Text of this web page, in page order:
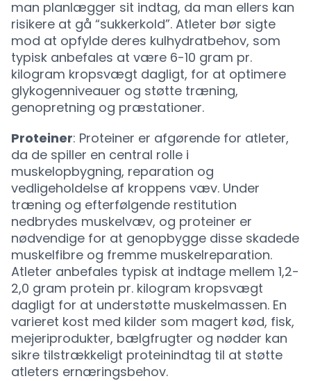
man planlægger sit indtag, da man ellers kan
risikere at gå “sukkerkold”. Atleter bør sigte
mod at opfylde deres kulhydratbehov, som
typisk anbefales at være 6-10 gram pr.
kilogram kropsvægt dagligt, for at optimere
glykogenniveauer og støtte træning,
genopretning og præstationer.
Proteiner: Proteiner er afgørende for atleter,
da de spiller en central rolle i
muskelopbygning, reparation og
vedligeholdelse af kroppens væv. Under
træning og efterfølgende restitution
nedbrydes muskelvæv, og proteiner er
nødvendige for at genopbygge disse skadede
muskelfibre og fremme muskelreparation.
Atleter anbefales typisk at indtage mellem 1,2-
2,0 gram protein pr. kilogram kropsvægt
dagligt for at understøtte muskelmassen. En
varieret kost med kilder som magert kød, fisk,
mejeriprodukter, bælgfrugter og nødder kan
sikre tilstrækkeligt proteinindtag til at støtte
atleters ernæringsbehov.